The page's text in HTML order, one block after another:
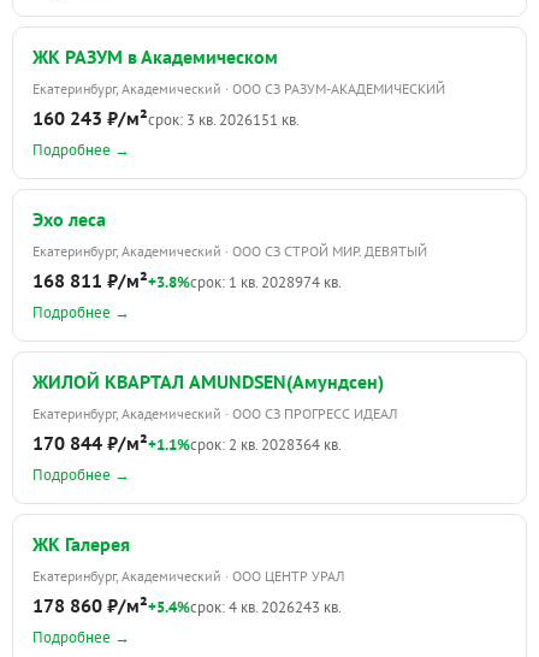
ЖК РАЗУМ в Академическом
Екатеринбург, Академический · ООО СЗ РАЗУМ-АКАДЕМИЧЕСКИЙ
160 243 ₽/м²срок: 3 кв. 2026151 кв.
Подробнее →
Эхо леса
Екатеринбург, Академический · ООО СЗ СТРОЙ МИР. ДЕВЯТЫЙ
168 811 ₽/м²+3.8%срок: 1 кв. 2028974 кв.
Подробнее →
ЖИЛОЙ КВАРТАЛ AMUNDSEN(Амундсен)
Екатеринбург, Академический · ООО СЗ ПРОГРЕСС ИДЕАЛ
170 844 ₽/м²+1.1%срок: 2 кв. 2028364 кв.
Подробнее →
ЖК Галерея
Екатеринбург, Академический · ООО ЦЕНТР УРАЛ
178 860 ₽/м²+5.4%срок: 4 кв. 2026243 кв.
Подробнее →